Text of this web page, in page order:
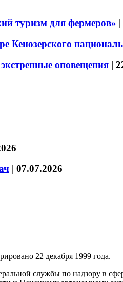
туризм для фермеров» |
Кенозерского
оповещения |
| 07.07.2026
22 декабря 1999 года.
службы по надзору в